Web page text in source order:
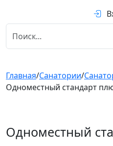
Главная/Санатории/
Одноместный стандарт
Одноместный